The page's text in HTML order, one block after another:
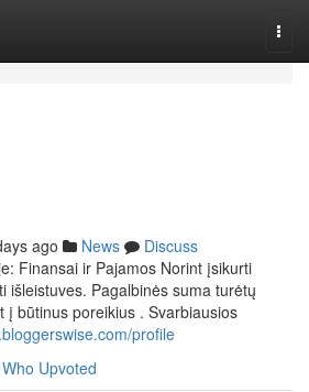
ago News
Discuss
Finansai ir Pajamos Norint įsikurti
išleistuves. Pagalbinės suma turėtų
į būtinus poreikius . Svarbiausios
profile
Who Upvoted